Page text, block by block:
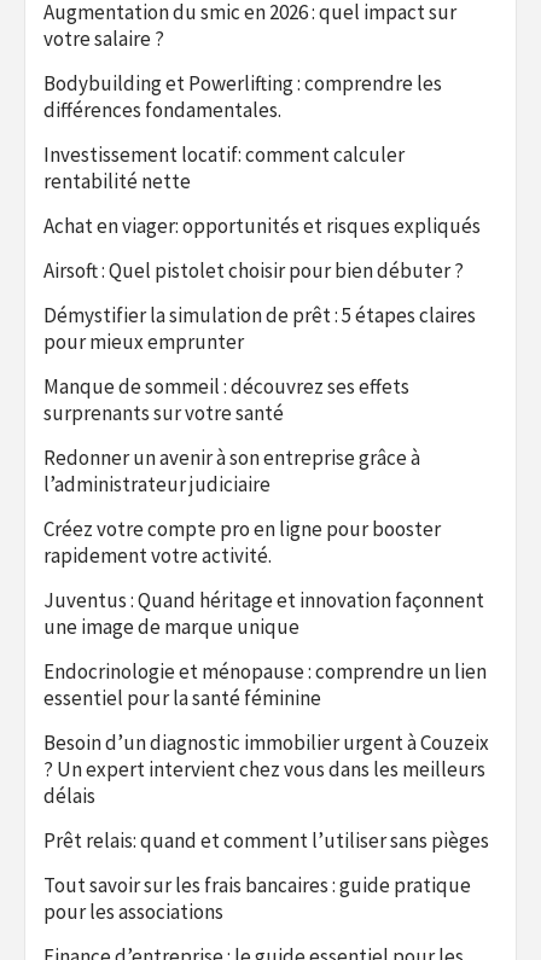
Augmentation du smic en 2026 : quel impact sur
votre salaire ?
Bodybuilding et Powerlifting : comprendre les
différences fondamentales.
Investissement locatif: comment calculer
rentabilité nette
Achat en viager: opportunités et risques expliqués
Airsoft : Quel pistolet choisir pour bien débuter ?
Démystifier la simulation de prêt : 5 étapes claires
pour mieux emprunter
Manque de sommeil : découvrez ses effets
surprenants sur votre santé
Redonner un avenir à son entreprise grâce à
l’administrateur judiciaire
Créez votre compte pro en ligne pour booster
rapidement votre activité.
Juventus : Quand héritage et innovation façonnent
une image de marque unique
Endocrinologie et ménopause : comprendre un lien
essentiel pour la santé féminine
Besoin d’un diagnostic immobilier urgent à Couzeix
? Un expert intervient chez vous dans les meilleurs
délais
Prêt relais: quand et comment l’utiliser sans pièges
Tout savoir sur les frais bancaires : guide pratique
pour les associations